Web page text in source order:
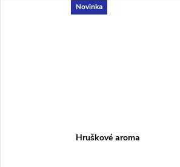
Novinka
Hruškové aroma